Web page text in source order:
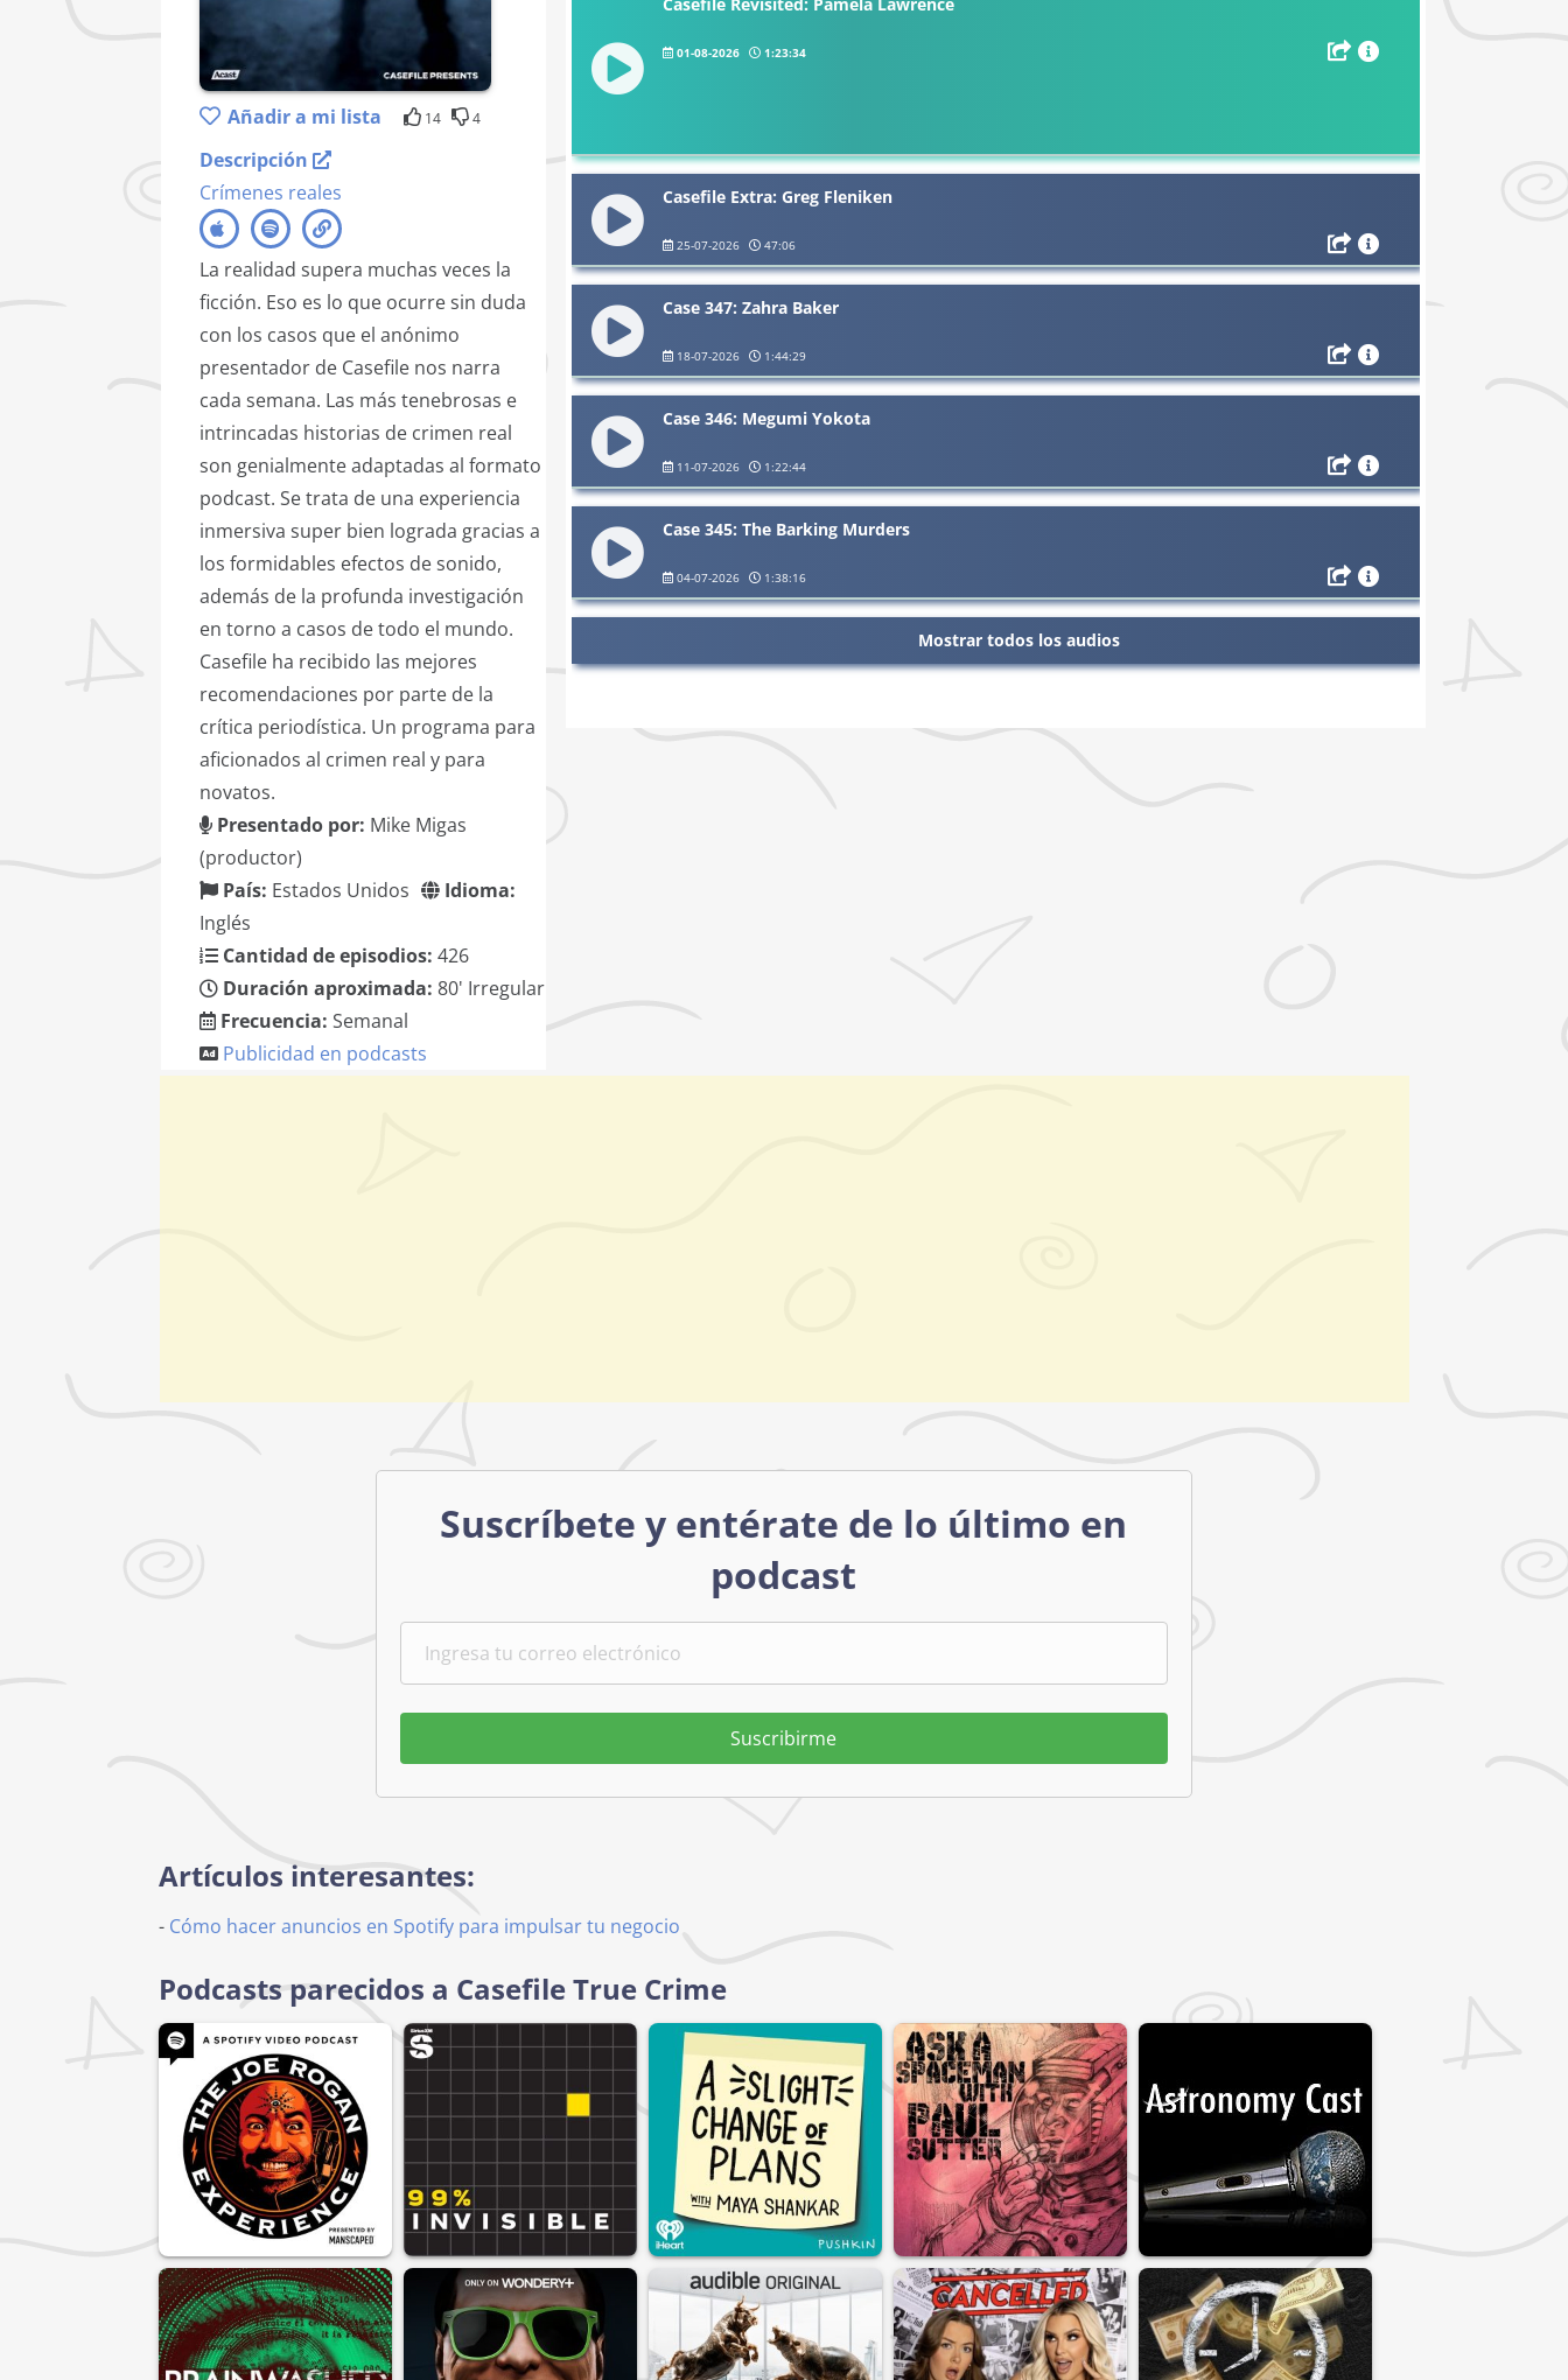
Añadir a mi lista 14 4
Descripción
Crímenes reales
La realidad supera muchas veces la
ficción. Eso es lo que ocurre sin duda
con los casos que el anónimo
presentador de Casefile nos narra
cada semana. Las más tenebrosas e
intrincadas historias de crimen real
son genialmente adaptadas al formato
podcast. Se trata de una experiencia
inmersiva super bien lograda gracias a
los formidables efectos de sonido,
además de la profunda investigación
en torno a casos de todo el mundo.
Casefile ha recibido las mejores
recomendaciones por parte de la
crítica periodística. Un programa para
aficionados al crimen real y para
novatos.
Presentado por: Mike Migas
(productor)
País: Estados Unidos
Idioma:
Inglés
Cantidad de episodios: 426
Duración aproximada: 80' Irregular
Frecuencia: Semanal
Publicidad en podcasts
01-08-2026 1:23:34
Casefile Extra: Greg Fleniken
25-07-2026 47:06
Case 347: Zahra Baker
18-07-2026 1:44:29
Case 346: Megumi Yokota
11-07-2026 1:22:44
Case 345: The Barking Murders
04-07-2026 1:38:16
Mostrar todos los audios
Suscríbete y entérate de lo último en
podcast
Suscribirme
Artículos interesantes:
- Cómo hacer anuncios en Spotify para impulsar tu negocio
Podcasts parecidos a Casefile True Crime